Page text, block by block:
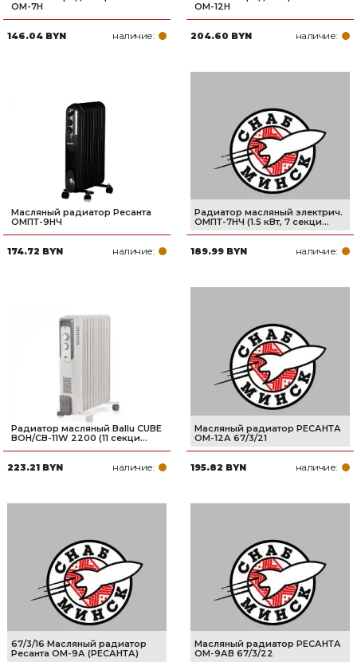
ОМ-7Н
146.04 BYN наличие:
ОМ-12Н
204.60 BYN наличие:
Масляный радиатор Ресанта
ОМПТ-9НЧ
174.72 BYN наличие:
Радиатор масляный электрич.
ОМПТ-7НЧ (1.5 кВт, 7 секци...
189.99 BYN наличие:
Радиатор масляный Ballu CUBE
BOH/CB-11W 2200 (11 секци...
223.21 BYN наличие:
Масляный радиатор РЕСАНТА
ОМ-12А 67/3/21
195.82 BYN наличие:
67/3/16 Масляный радиатор
Ресанта ОМ-9А (РЕСАНТА)
Масляный радиатор РЕСАНТА
ОМ-9АВ 67/3/22